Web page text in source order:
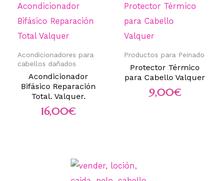
Acondicionadores para
cabellos dañados
Acondicionador
Bifásico Reparación
Total. Valquer.
16,00€
Productos para Peinado
Protector Térmico
para Cabello Valquer
9,00€